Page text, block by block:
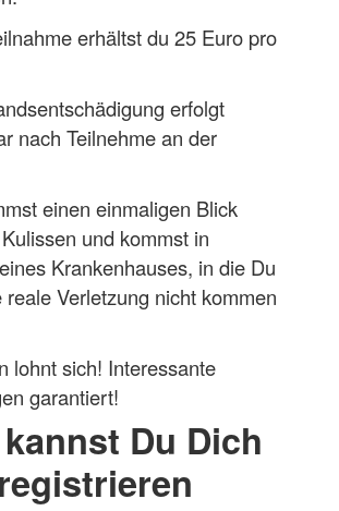
erhältst du 25 Euro pro
erfolgt
nach Teilnehme an der
einen einmaligen Blick
und kommst in
Krankenhauses, in die Du
reale Verletzung nicht kommen
lohnt sich! Interessante
garantiert!
Du Dich
registrieren